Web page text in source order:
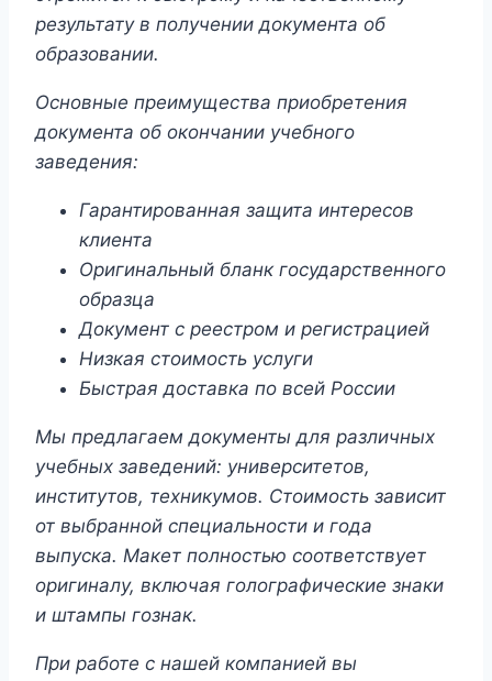
результату в получении документа об
образовании.
Основные преимущества приобретения
документа об окончании учебного
заведения:
Гарантированная защита интересов
клиента
Оригинальный бланк государственного
образца
Документ с реестром и регистрацией
Низкая стоимость услуги
Быстрая доставка по всей России
Мы предлагаем документы для различных
учебных заведений: университетов,
институтов, техникумов. Стоимость зависит
от выбранной специальности и года
выпуска. Макет полностью соответствует
оригиналу, включая голографические знаки
и штампы гознак.
При работе с нашей компанией вы